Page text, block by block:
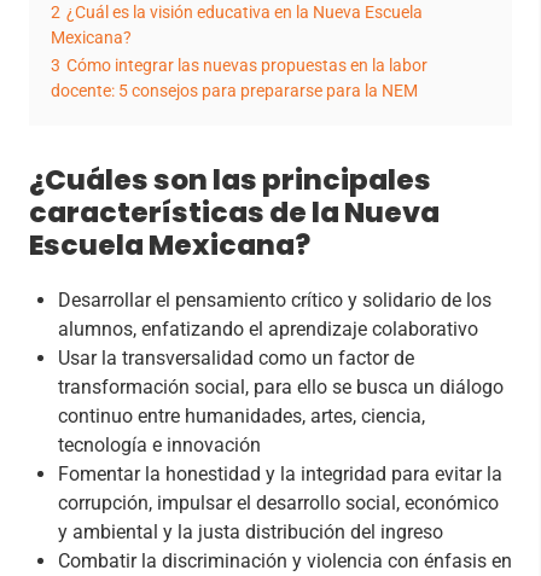
2 ¿Cuál es la visión educativa en la Nueva Escuela
Mexicana?
3 Cómo integrar las nuevas propuestas en la labor
docente: 5 consejos para prepararse para la NEM
¿Cuáles son las principales
características de la Nueva
Escuela Mexicana?
Desarrollar el pensamiento crítico y solidario de los
alumnos, enfatizando el aprendizaje colaborativo
Usar la transversalidad como un factor de
transformación social, para ello se busca un diálogo
continuo entre humanidades, artes, ciencia,
tecnología e innovación
Fomentar la honestidad y la integridad para evitar la
corrupción, impulsar el desarrollo social, económico
y ambiental y la justa distribución del ingreso
Combatir la discriminación y violencia con énfasis en